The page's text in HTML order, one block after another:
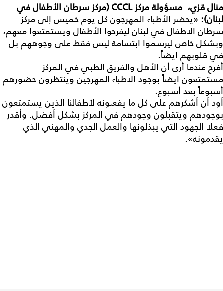
منالقزي، مسؤولةمركزCCCL ( مركزسرطان الأطفالفي
لبنان): «يحضر الأطباء المهرجون كل يوم خميس إلى مركز
سرطان الاطفال في لبنان ليفرحوا الأطفال ويستمتعوا معهم،
وبشكل خاص ليرسموا ابتسامة ليس فقط على وجوههم بل
في قلوبهم ايضاً.
أفرح عندما أرى أن الأهل والفريق الطبي في المركز
مستمتعون ايضاً بوجود الاطباء المهرجين وينتظرون حضورهم
أسبوعاً بعد أسبوع.
أود أن أشكرهم على كل ما يفعلونه لأطفالنا الذين يستمتعون
بوجودهم ويتقبلون وجودهم في المركز بشكل أفضل. وأقدر
فعلاً الجهود التي يبذلونها والعمل الجدي والمهني الذي
يقدمونه».